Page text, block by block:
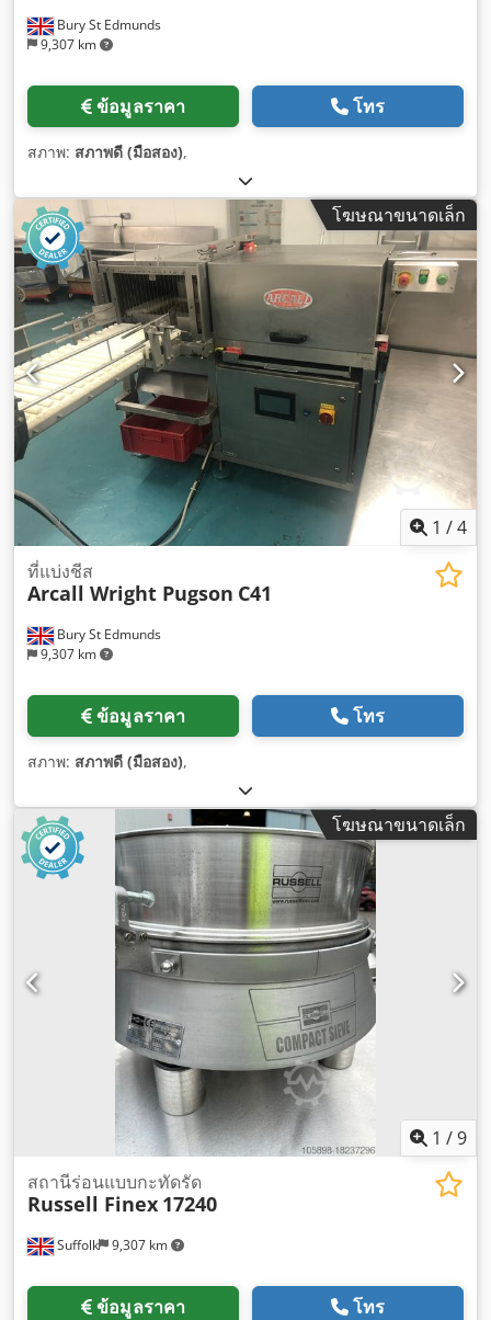
Bury St Edmunds
9,307 km
ข้อมูลราคา โทร
สภาพ: สภาพดี (มือสอง),
โฆษณาขนาดเล็ก
1 /4
Bury St Edmunds
9,307 km
ที่แบ่งชีส
Arcall Wright Pugson C41
ข้อมูลราคา โทร
สภาพ: สภาพดี (มือสอง),
โฆษณาขนาดเล็ก
1 /9
Suffolk 9,307 km
สถานีร่อนแบบกะทัดรัด
Russell Finex 17240
ข้อมูลราคา โทร